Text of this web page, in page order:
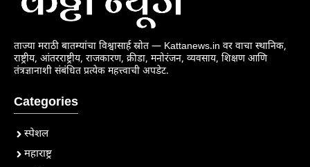
ताज्या मराठी बातम्यांचा विश्वासार्ह स्रोत — Kattanews.in वर वाचा स्थानिक,
राष्ट्रीय, आंतरराष्ट्रीय, राजकारण, क्रीडा, मनोरंजन, व्यवसाय, शिक्षण आणि
तंत्रज्ञानाशी संबंधित प्रत्येक महत्त्वाची अपडेट.
Categories
स्पेशल
महाराष्ट्र